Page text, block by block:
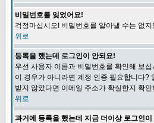
비밀번호를 잊었어요!
걱정마십시오! 비밀번호를 알아낼 수는 없
위로
등록을 했는데 로그인이 안되요!
우선 사용자 이름과 비밀번호를 확인해 보
이 경우가 아니라면 계정 인증 필요합니다?
받지 않았다면 이메일 주소가 확실한지 확
위로
과거에 등록을 했는데 지금 더이상 로그인